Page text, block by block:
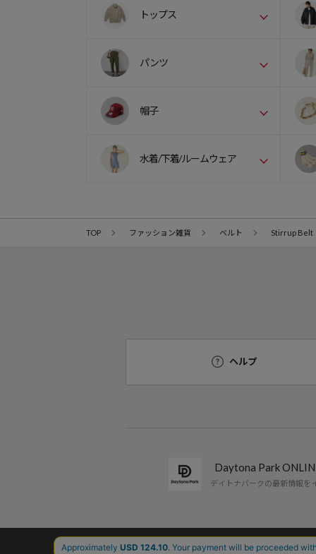
トップス
パンツ
帽子
水着/下着/ルームウェア
TOP ファッション雑貨 ベルト Stirrup Belt
ヘルプ
Daytona Park
デイトナパークの最新情報を